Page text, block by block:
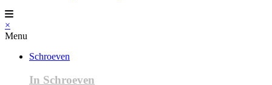
×
Menu
Schroeven
In Schroeven